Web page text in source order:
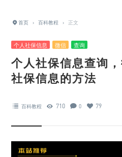
首页 › 百科教程 › 正文
个人社保信息 微信 查询
个人社保信息查询
社保信息的方法
百科教程 710 0 79